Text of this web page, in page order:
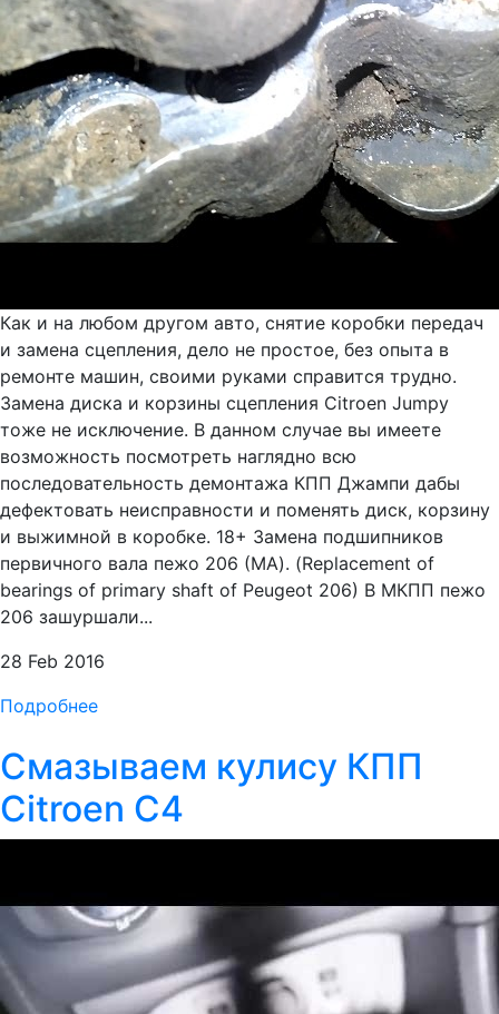
Как и на любом другом авто, снятие коробки передач
и замена сцепления, дело не простое, без опыта в
ремонте машин, своими руками справится трудно.
Замена диска и корзины сцепления Citroen Jumpy
тоже не исключение. В данном случае вы имеете
возможность посмотреть наглядно всю
последовательность демонтажа КПП Джампи дабы
дефектовать неисправности и поменять диск, корзину
и выжимной в коробке. 18+ Замена подшипников
первичного вала пежо 206 (MA). (Replacement of
bearings of primary shaft of Peugeot 206) В МКПП пежо
206 зашуршали...
28 Feb 2016
Подробнее
Смазываем кулису КПП
Citroen C4